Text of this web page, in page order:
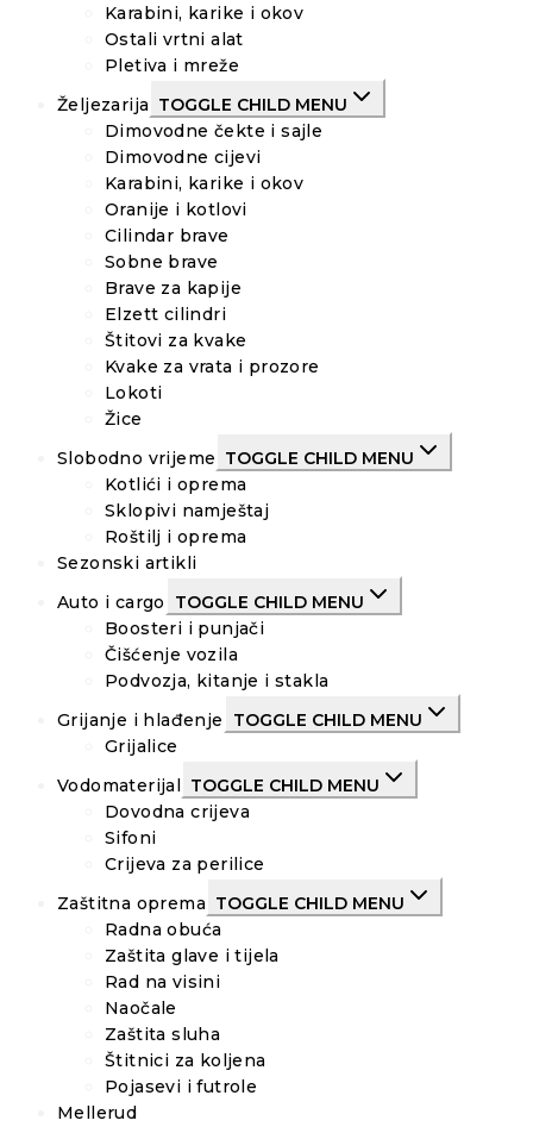
Karabini, karike i okov
Ostali vrtni alat
Pletiva i mreže
Željezarija TOGGLE CHILD MENU
Dimovodne čekte i sajle
Dimovodne cijevi
Karabini, karike i okov
Oranije i kotlovi
Cilindar brave
Sobne brave
Brave za kapije
Elzett cilindri
Štitovi za kvake
Kvake za vrata i prozore
Lokoti
Žice
Slobodno vrijeme TOGGLE CHILD MENU
Kotlići i oprema
Sklopivi namještaj
Roštilj i oprema
Sezonski artikli
Auto i cargo
TOGGLE CHILD MENU
Boosteri i punjači
Čišćenje vozila
Podvozja, kitanje i stakla
Grijanje i hlađenje
TOGGLE CHILD MENU
Grijalice
Vodomaterijal
TOGGLE CHILD MENU
Dovodna crijeva
Sifoni
Crijeva za perilice
Zaštitna oprema TOGGLE CHILD MENU
Radna obuća
Zaštita glave i tijela
Rad na visini
Naočale
Zaštita sluha
Štitnici za koljena
Pojasevi i futrole
Mellerud